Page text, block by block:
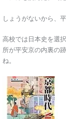
しょうがないから、
高校では日本史を選
所が平安京の内裏の
ね。